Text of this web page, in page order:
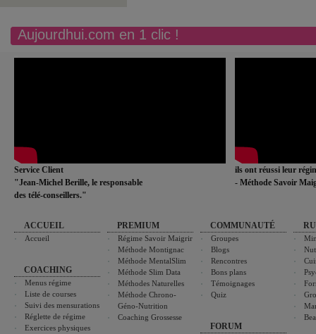
Aujourdhui.com en 1 clic !
Service Client
"Jean-Michel Berille, le responsable
des télé-conseillers."
ils ont réussi leur
- Méthode Savoir
ACCUEIL
Accueil
COACHING
Menus régime
Liste de courses
Suivi des mensurations
Réglette de régime
Exercices physiques
PREMIUM
Régime Savoir Maigrir
Méthode Montignac
Méthode MentalSlim
Méthode Slim Data
Méthodes Naturelles
Méthode Chrono-
Géno-Nutrition
Coaching Grossesse
COMMUNAUTÉ
Groupes
Blogs
Rencontres
Bons plans
Témoignages
Quiz
FORUM